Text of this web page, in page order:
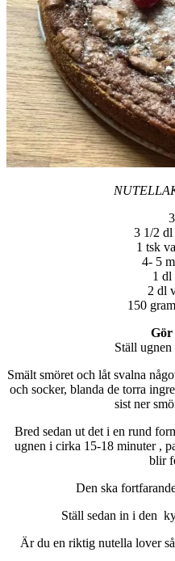
3 1/2 dl
1 tsk
4- 5
1 dl
2 dl
150
Gör
Ställ ugnen
Smält smöret och låt svalna
och socker, blanda de torra
sist ner
Bred sedan ut det i en rund
ugnen i cirka 15-18 minuter ,
blir
Den ska
Ställ sedan in i den
Är du en riktig nutella lover